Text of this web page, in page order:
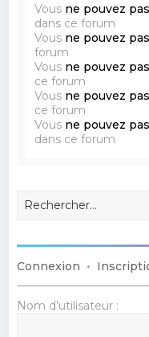
Vous ne pouvez pas
dans ce forum
Vous ne pouvez pas
forum
Vous ne pouvez pas
ce forum
Vous ne pouvez pas
ce forum
Vous ne pouvez pas
dans ce forum
Connexion •
Nom d’utilisateur :